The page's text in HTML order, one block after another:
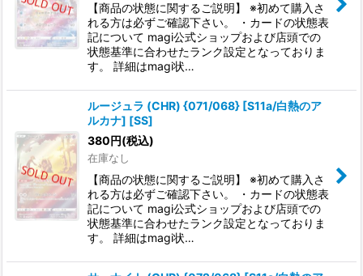
【商品の状態に関するご説明】 ※初めて購入さ
れる方は必ずご確認下さい。 ・カードの状態表
記について magi公式ショップおよび店頭での
状態基準に合わせたランク設定となっておりま
す。 詳細はmagi状…
ルージュラ (CHR) {071/068} [S11a/白熱のア
ルカナ] [SS]
380円(税込)
在庫なし
【商品の状態に関するご説明】 ※初めて購入さ
れる方は必ずご確認下さい。 ・カードの状態表
記について magi公式ショップおよび店頭での
状態基準に合わせたランク設定となっておりま
す。 詳細はmagi状…